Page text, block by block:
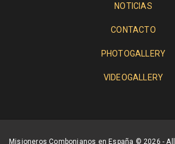
NOTICIAS
CONTACTO
PHOTOGALLERY
VIDEOGALLERY
Misioneros Combonianos en España © 2026 -